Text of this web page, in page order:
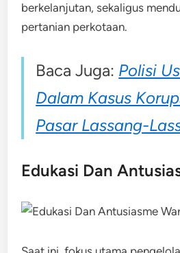
berkelanjutan, sekaligus
pertanian perkotaan.
Baca Juga: Polisi
Dalam Kasus
Pasar Lassang-
Edukasi Dan